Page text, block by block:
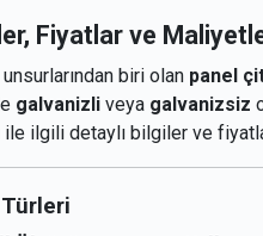
Fiyatlar ve
biri olan panel
galvanizli veya galvanizsiz
ilgili detaylı bilgiler ve